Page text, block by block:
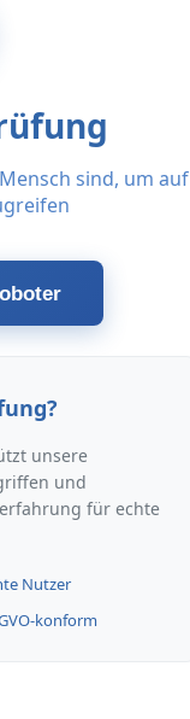
sind, um auf
unsere
und
für echte
Nutzer
konform